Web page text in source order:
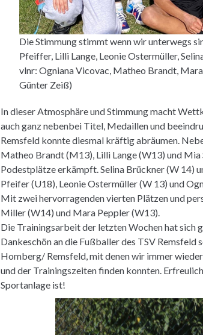
Die Stimmung stimmt wenn wir unterwegs
Pfeiffer, Lilli Lange, Leonie Ostermüller,
vlnr: Ogniana Vicovac, Matheo Brandt,
Günter Zeiß)
In dieser Atmosphäre und Stimmung macht
auch ganz nebenbei Titel, Medaillen und
Remsfeld konnte diesmal kräftig abräumen.
Matheo Brandt (M13), Lilli Lange (W13) und
Podestplätze erkämpft. Selina Brückner (W 14)
Pfeifer (U18), Leonie Ostermüller (W 13) und
Mit zwei hervorragenden vierten Plätzen und
Miller (W14) und Mara Peppler (W13).
Die Trainingsarbeit der letzten Wochen hat sich
Dankeschön an die Fußballer des TSV Remsfeld
Homberg/ Remsfeld, mit denen wir immer
und der Trainingszeiten finden konnten.
Sportanlage ist!